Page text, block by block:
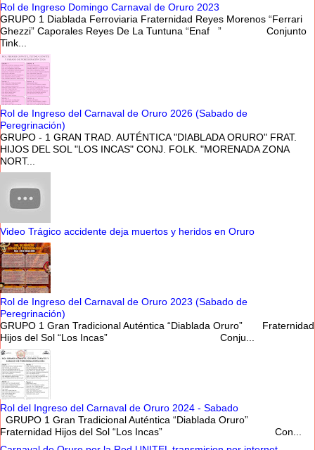
Rol de Ingreso Domingo Carnaval de Oruro 2023
GRUPO 1 Diablada Ferroviaria Fraternidad Reyes Morenos “Ferrari
Ghezzi” Caporales Reyes De La Tuntuna “Enaf ” Conjunto
Tink...
Rol de Ingreso del Carnaval de Oruro 2026 (Sabado de
Peregrinación)
GRUPO - 1 GRAN TRAD. AUTÉNTICA "DIABLADA ORURO" FRAT.
HIJOS DEL SOL "LOS INCAS" CONJ. FOLK. "MORENADA ZONA
NORT...
Video Trágico accidente deja muertos y heridos en Oruro
Rol de Ingreso del Carnaval de Oruro 2023 (Sabado de
Peregrinación)
GRUPO 1 Gran Tradicional Auténtica “Diablada Oruro” Fraternidad
Hijos del Sol “Los Incas” Conju...
Rol del Ingreso del Carnaval de Oruro 2024 - Sabado
GRUPO 1 Gran Tradicional Auténtica “Diablada Oruro”
Fraternidad Hijos del Sol “Los Incas” Con...